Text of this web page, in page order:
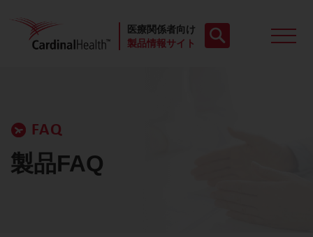
医療関係者向け
製品情報サイト
FAQ
製品FAQ